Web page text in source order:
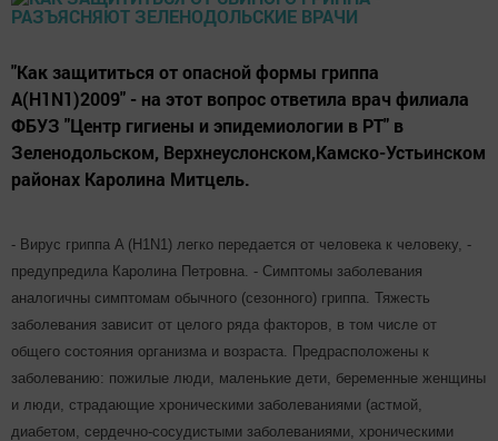
"Как защититься от опасной формы гриппа
A(H1N1)2009" - на этот вопрос ответила врач филиала
ФБУЗ "Центр гигиены и эпидемиологии в РТ" в
Зеленодольском, Верхнеуслонском,Камско-Устьинском
районах Каролина Митцель.
- Вирус гриппа A (H1N1) легко передается от человека к человеку, -
предупредила Каролина Петровна. - Симптомы заболевания
аналогичны симптомам обычного (сезонного) гриппа. Тяжесть
заболевания зависит от целого ряда факторов, в том числе от
общего состояния организма и возраста. Предрасположены к
заболеванию: пожилые люди, маленькие дети, беременные женщины
и люди, страдающие хроническими заболеваниями (астмой,
диабетом, сердечно-сосудистыми заболеваниями, хроническими